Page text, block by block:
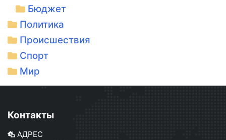
Бюджет
Политика
Происшествия
Спорт
Мир
Контакты
АДРЕС